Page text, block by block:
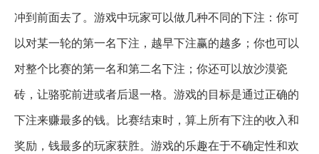
冲到前面去了。游戏中玩家可以做几种不同的下注：你可
以对某一轮的第一名下注，越早下注赢的越多；你也可以
对整个比赛的第一名和第二名下注；你还可以放沙漠瓷
砖，让骆驼前进或者后退一格。游戏的目标是通过正确的
下注来赚最多的钱。比赛结束时，算上所有下注的收入和
奖励，钱最多的玩家获胜。游戏的乐趣在于不确定性和欢